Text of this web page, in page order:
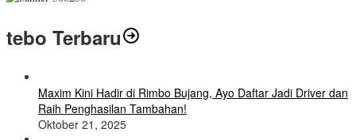
tebo Terbaru
Maxim Kini Hadir di Rimbo Bujang, Ayo Daftar Jadi Driver dan
Raih Penghasilan Tambahan!
Oktober 21, 2025